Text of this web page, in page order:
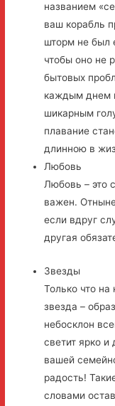
названием
ваш корабль
шторм не был
чтобы оно не
бытовых
каждым днем
шикарным
плавание
длинною в
Любовь
Любовь – это
важен.
если вдруг
другая
Звезды
Только что на
звезда –
небосклон
светит ярко
вашей
радость!
словами